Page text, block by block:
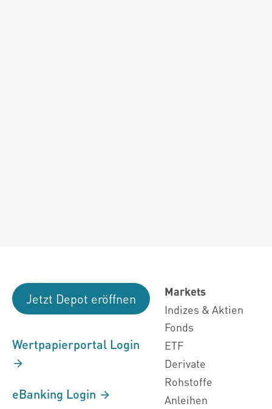
Jetzt Depot eröffnen
Wertpapierportal Login
eBanking Login
Markets
Indizes & Aktien
Fonds
ETF
Derivate
Rohstoffe
Anleihen